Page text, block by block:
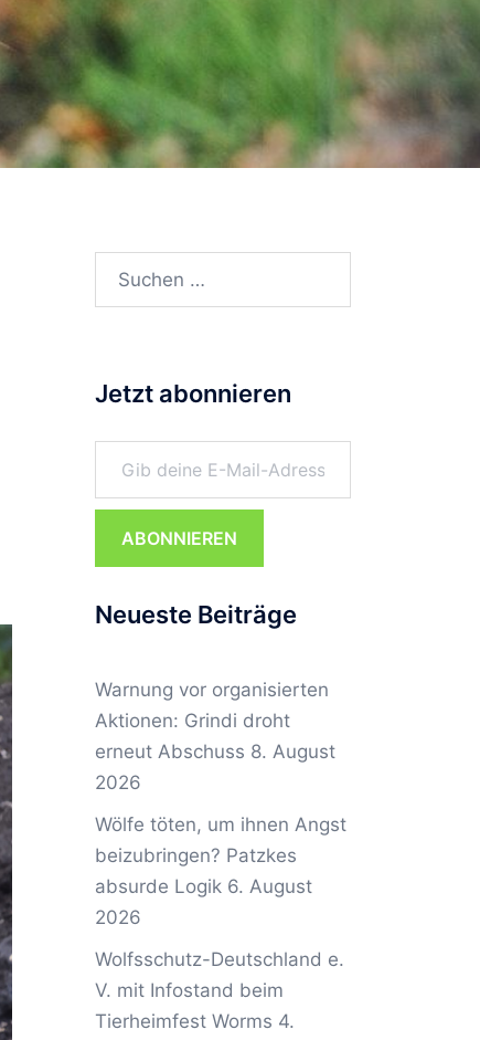
Suchen
Jetzt abonnieren
Gib deine E-Mail-Adresse ein ...
ABONNIEREN
Neueste Beiträge
Warnung vor organisierten
Aktionen: Grindi droht
erneut Abschuss 8. August
2026
Wölfe töten, um ihnen Angst
beizubringen? Patzkes
absurde Logik 6. August
2026
Wolfsschutz-Deutschland e.
V. mit Infostand beim
Tierheimfest Worms 4.